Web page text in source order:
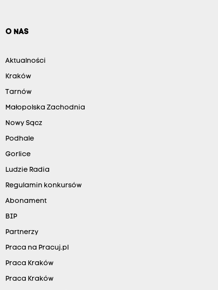
O NAS
Aktualności
Kraków
Tarnów
Małopolska Zachodnia
Nowy Sącz
Podhale
Gorlice
Ludzie Radia
Regulamin konkursów
Abonament
BIP
Partnerzy
Praca na Pracuj.pl
Praca Kraków
Praca Kraków